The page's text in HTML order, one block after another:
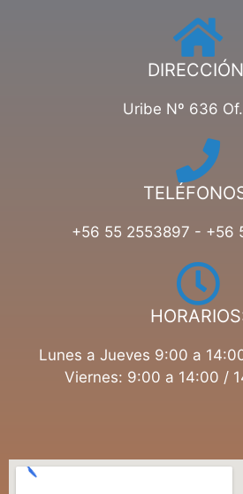
Uribe Nº 636
+56 55 2553897 - +56
Lunes a Jueves 9:00 a
Viernes: 9:00 a 14:00 /